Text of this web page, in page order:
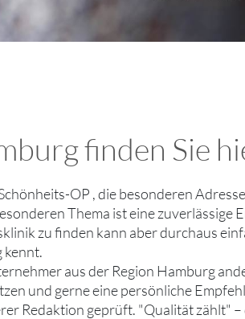
finden Sie
OP , die besonderen
Thema ist eine zuverlässige
zu finden kann aber durchaus
kennt.
aus der Region Hamburg
und gerne eine persönliche
Redaktion geprüft. "Qualität zählt"